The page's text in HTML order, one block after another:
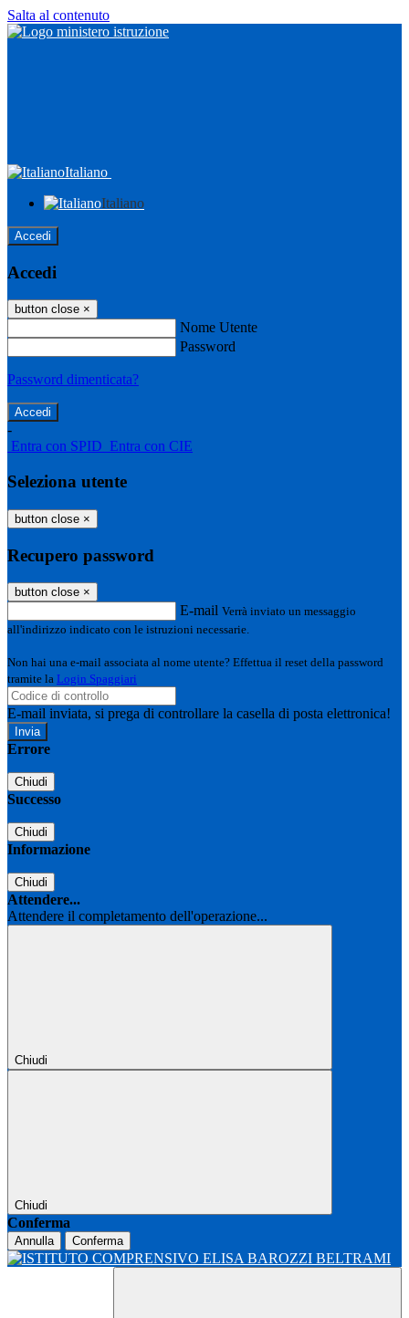
Salta al contenuto
Italiano
Italiano
Accedi
Accedi
button close ×
Nome Utente
Password
Password dimenticata?
-
Entra con SPID Entra con CIE
Seleziona utente
button close ×
Recupero password
button close ×
E-mail Verrà inviato un messaggio
all'indirizzo indicato con le istruzioni necessarie.
Non hai una e-mail associata al nome utente? Effettua il reset della password
tramite la Login Spaggiari
E-mail inviata, si prega di controllare la casella di posta elettronica!
Errore
Chiudi
Successo
Chiudi
Informazione
Chiudi
Attendere...
Attendere il completamento dell'operazione...
Chiudi
Chiudi
Conferma
Annulla Conferma